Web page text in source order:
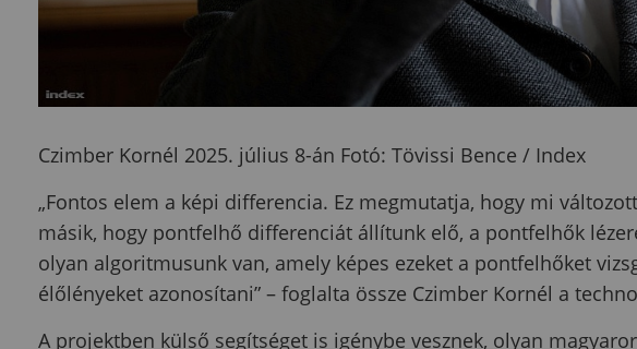
Czimber Kornél 2025. július 8-án Fotó: Tövissi Bence / Index
„Fontos elem a képi differencia. Ez megmutatja, hogy mi
másik, hogy pontfelhő differenciát állítunk elő, a pontfelhők
olyan algoritmusunk van, amely képes ezeket a pontfelhőket
élőlényeket azonosítani” – foglalta össze Czimber Kornél a
A projektben külső segítséget is igénybe vesznek, olyan